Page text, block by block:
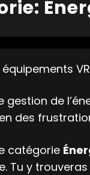
équipements
gestion de
des
catégorie
Tu y